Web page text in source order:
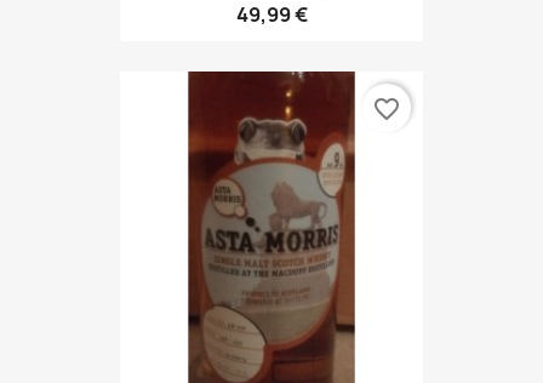
49,99 €
favorite_border